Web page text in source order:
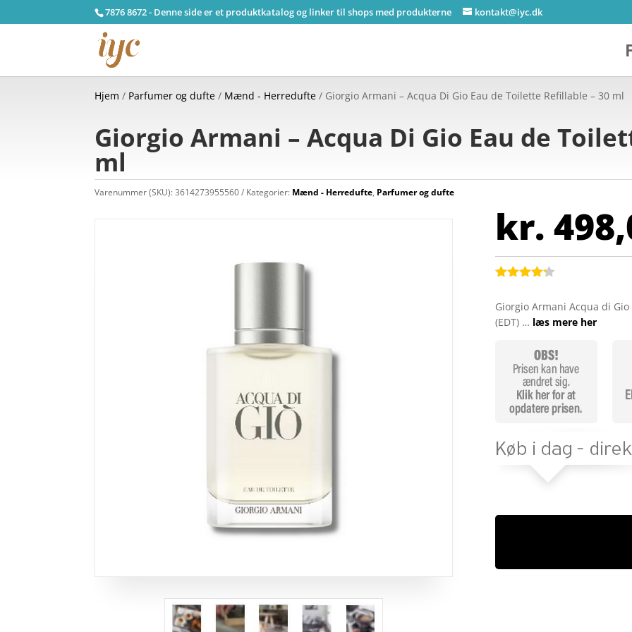
7876 8672 - Denne side er et produktkatalog og linker til shops med produkterne kontakt@iyc.dk
Hjem / Parfumer og dufte / Mænd - Herredufte / Giorgio Armani – Acqua Di Gio Eau de Toilette Refillable – 30 ml
Giorgio Armani – Acqua Di Gio Eau de
ml
Varenummer (SKU):3614273955560 Kategorier: Mænd - Herredufte, Parfumer og dufte
kr.
ud af 5
baseret
mmelser
Giorgio Armani Acqua di
(EDT) … læs mere her